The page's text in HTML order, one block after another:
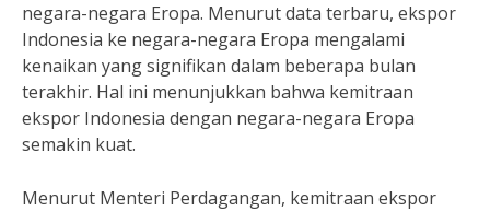
negara-negara Eropa. Menurut data terbaru, ekspor
Indonesia ke negara-negara Eropa mengalami
kenaikan yang signifikan dalam beberapa bulan
terakhir. Hal ini menunjukkan bahwa kemitraan
ekspor Indonesia dengan negara-negara Eropa
semakin kuat.
Menurut Menteri Perdagangan, kemitraan ekspor